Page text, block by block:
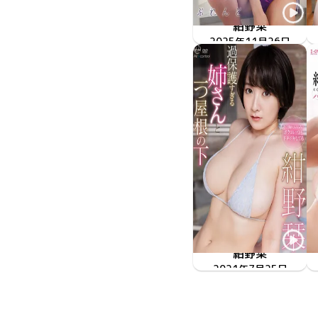
紺野栞
とろけるしおりぶれんど
MMR-AZ575
2025年11月26日
紺野栞
過保護すぎる姉さんと一つ屋根の下
OME-398
2021年7月25日